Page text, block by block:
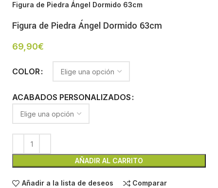
Figura de Piedra Ángel Dormido 63cm
Figura de Piedra Ángel Dormido 63cm
69,90€
COLOR
ACABADOS PERSONALIZADOS
AÑADIR AL CARRITO
Añadir a la lista de deseos Comparar